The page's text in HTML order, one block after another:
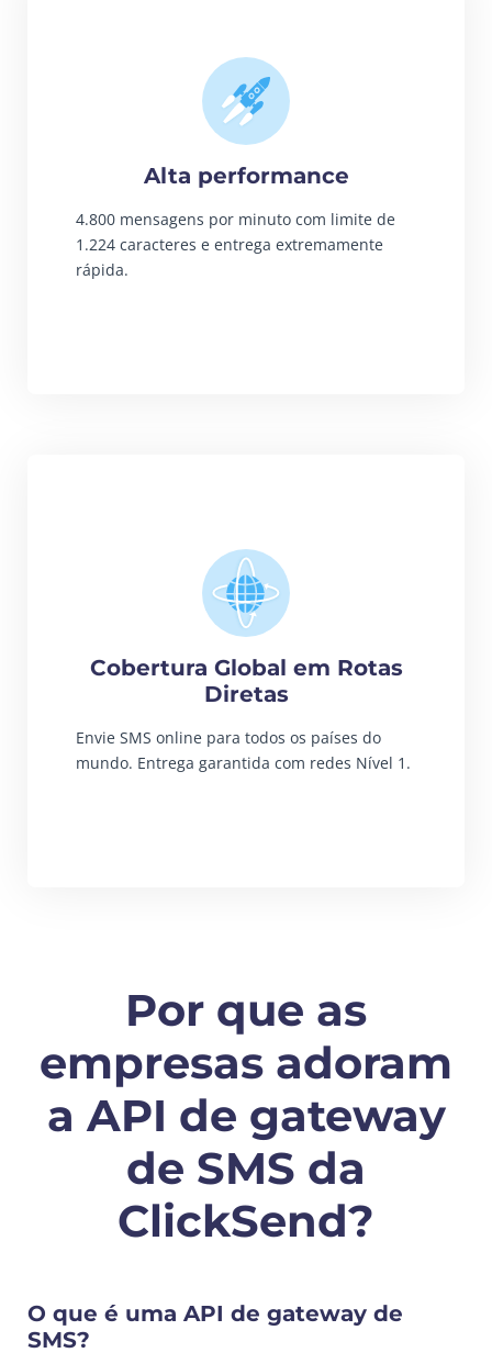
Alta performance
4.800 mensagens por minuto com limite de
1.224 caracteres e entrega extremamente
rápida.
Cobertura Global em Rotas
Diretas
Envie SMS online para todos os países do
mundo. Entrega garantida com redes Nível 1.
Por que as
empresas adoram
a API de gateway
de SMS da
ClickSend?
O que é uma API de gateway de
SMS?